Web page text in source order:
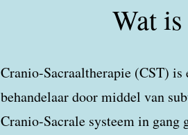
Wat
Cranio-Sacraaltherapie (CST) is
behandelaar door middel van
Cranio-Sacrale systeem in